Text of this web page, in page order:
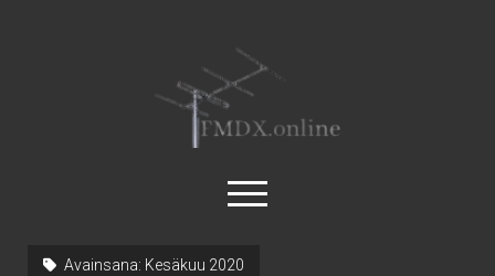
FMDX.online
open
Avainsana: Kesäkuu 2020